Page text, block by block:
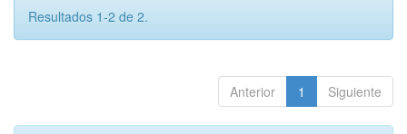
Resultados 1-2 de 2.
Anterior 1 Siguiente